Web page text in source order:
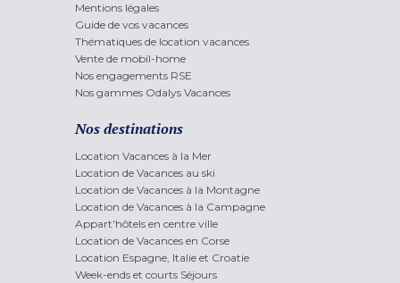
Mentions légales
Guide de vos vacances
Thématiques de location vacances
Vente de mobil-home
Nos engagements RSE
Nos gammes Odalys Vacances
Nos destinations
Location Vacances à la Mer
Location de Vacances au ski
Location de Vacances à la Montagne
Location de Vacances à la Campagne
Appart'hôtels en centre ville
Location de Vacances en Corse
Location Espagne, Italie et Croatie
Week-ends et courts Séjours